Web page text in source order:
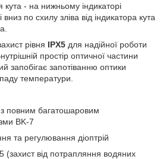
кута - на нижньому індикаторі
по схилу зліва від індикатора кута
рівня IPX5 для надійної роботи
простір оптичної частини
запобігає запотіванню оптики
температури.
повним багатошаровим
BK-7
та регулювання діоптрій
(захист від потрапляння водяних